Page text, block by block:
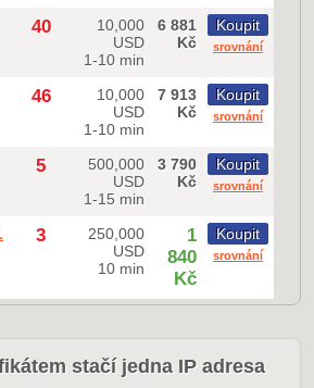
40
10,000
USD
1-10 min
6 881
Kč
Koupit
srovnání
46
10,000
USD
1-10 min
7 913
Kč
Koupit
srovnání
5
500,000
USD
1-15 min
3 790
Kč
Koupit
srovnání
3
250,000
USD
10 min
1
840
Kč
Koupit
srovnání
stačí jedna IP adresa